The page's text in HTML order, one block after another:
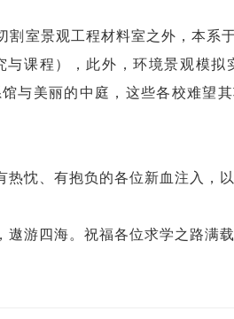
室景观工程材料室之外，本系
课程），此外，环境景观模拟
与美丽的中庭，这些各校难望
忱、有抱负的各位新血注入，
游四海。祝福各位求学之路满载